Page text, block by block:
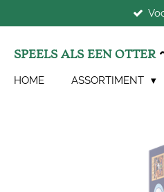
direct
de
hoofdinhoud
SPEELS ALS EEN OTTER
HOME ASSORTIMENT